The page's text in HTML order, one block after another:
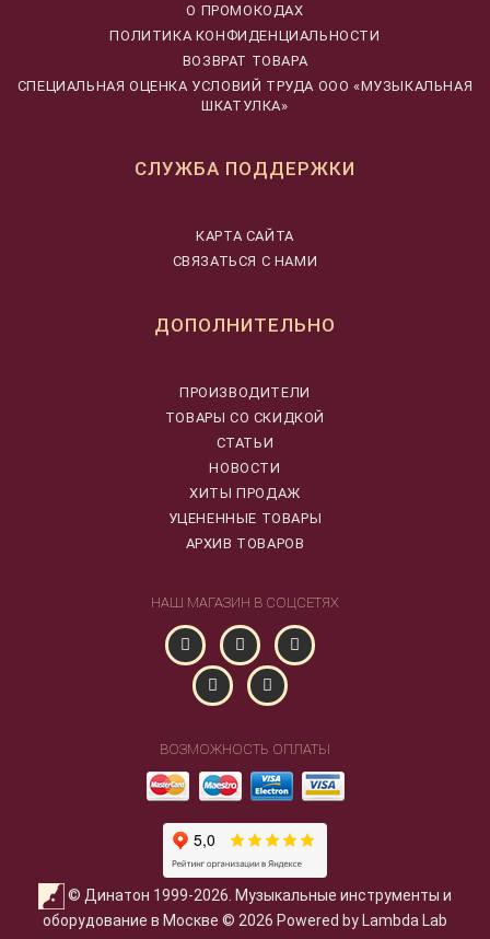
О ПРОМОКОДАХ
ПОЛИТИКА КОНФИДЕНЦИАЛЬНОСТИ
ВОЗВРАТ ТОВАРА
CПЕЦИАЛЬНАЯ ОЦЕНКА УСЛОВИЙ ТРУДА ООО «МУЗЫКАЛЬНАЯ
ШКАТУЛКА»
СЛУЖБА ПОДДЕРЖКИ
КАРТА САЙТА
СВЯЗАТЬСЯ С НАМИ
ДОПОЛНИТЕЛЬНО
ПРОИЗВОДИТЕЛИ
ТОВАРЫ СО СКИДКОЙ
СТАТЬИ
НОВОСТИ
ХИТЫ ПРОДАЖ
УЦЕНЕННЫЕ ТОВАРЫ
АРХИВ ТОВАРОВ
НАШ МАГАЗИН В СОЦСЕТЯХ
ВОЗМОЖНОСТЬ ОПЛАТЫ
© Динатон 1999-2026. Музыкальные инструменты и
оборудование в Москве © 2026 Powered by Lambda Lab